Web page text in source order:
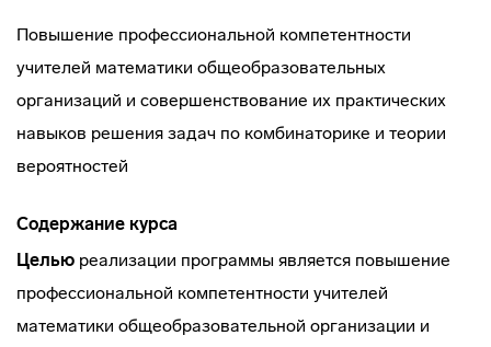
Повышение профессиональной компетентности
учителей математики общеобразовательных
организаций и совершенствование их практических
навыков решения задач по комбинаторике и теории
вероятностей
Содержание курса
Целью реализации программы является повышение
профессиональной компетентности учителей
математики общеобразовательной организации и